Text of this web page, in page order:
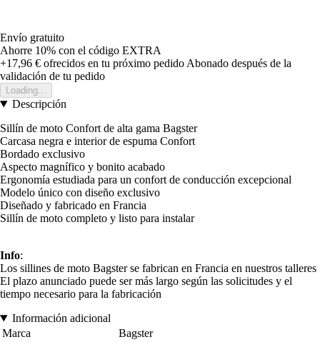
Envío gratuito
Ahorre 10% con el código EXTRA
+17,96 € ofrecidos en tu próximo pedido Abonado después de la
validación de tu pedido
Loading...
Descripción
Sillín de moto Confort de alta gama Bagster
Carcasa negra e interior de espuma Confort
Bordado exclusivo
Aspecto magnífico y bonito acabado
Ergonomía estudiada para un confort de conducción excepcional
Modelo único con diseño exclusivo
Diseñado y fabricado en Francia
Sillín de moto completo y listo para instalar
Info:
Los sillines de moto Bagster se fabrican en Francia en nuestros talleres
El plazo anunciado puede ser más largo según las solicitudes y el
tiempo necesario para la fabricación
Información adicional
Marca
Bagster